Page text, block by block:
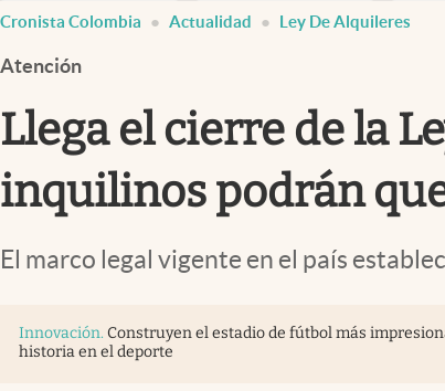
Dólar y mercados
Curiosidades
Cronista Colombia Actualidad Ley De Alquileres
Atención
Llega el cierre de la
inquilinos podrán
El marco legal vigente en el país
Innovación. Construyen el estadio de fútbol más
historia en el deporte